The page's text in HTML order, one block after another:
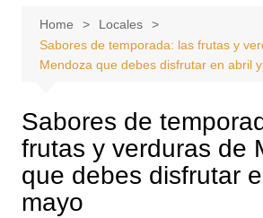
Home
Locales
Sabores de temporada: las frutas y
Mendoza que debes disfrutar en abril
Sabores de
frutas y verduras de
que debes disfrutar
mayo